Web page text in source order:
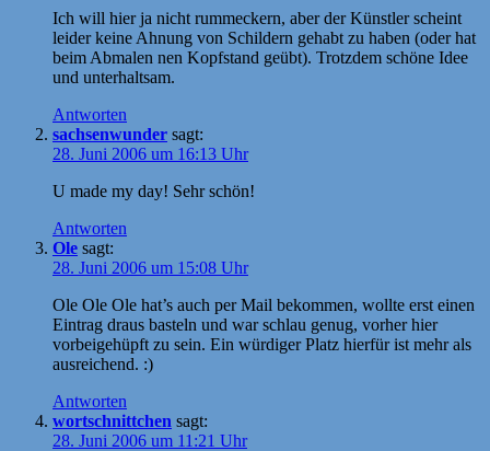
Ich will hier ja nicht rummeckern, aber der Künstler scheint
leider keine Ahnung von Schildern gehabt zu haben (oder hat
beim Abmalen nen Kopfstand geübt). Trotzdem schöne Idee
und unterhaltsam.
Antworten
sachsenwunder sagt:
28. Juni 2006 um 16:13 Uhr
U made my day! Sehr schön!
Antworten
Ole sagt:
28. Juni 2006 um 15:08 Uhr
Ole Ole Ole hat’s auch per Mail bekommen, wollte erst einen
Eintrag draus basteln und war schlau genug, vorher hier
vorbeigehüpft zu sein. Ein würdiger Platz hierfür ist mehr als
ausreichend. :)
Antworten
wortschnittchen sagt:
28. Juni 2006 um 11:21 Uhr